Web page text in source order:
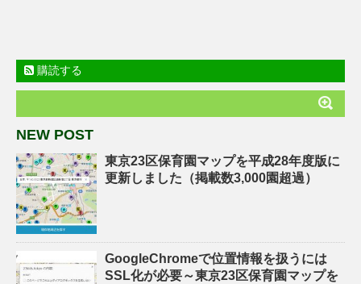
購読する
NEW POST
東京23区保育園マップを平成28年度版に
更新しました（掲載数3,000園超過）
GoogleChromeで位置情報を扱うには
SSL化が必要～東京23区保育園マップを